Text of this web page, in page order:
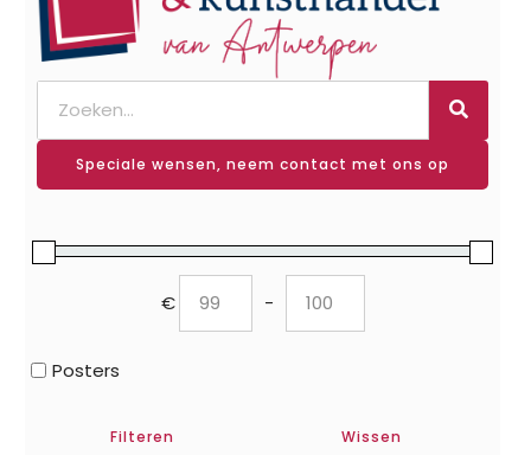
Speciale wensen, neem contact met ons op
€ Minimum Price
-Maximum Price
Posters
Filteren Wissen